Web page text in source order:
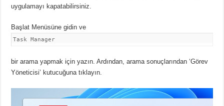
uygulamayı kapatabilirsiniz.
Başlat Menüsüne gidin ve
Task Manager
bir arama yapmak için yazın.Ardından, arama sonuçlarından ‘Görev
Yöneticisi’ kutucuğuna tıklayın.